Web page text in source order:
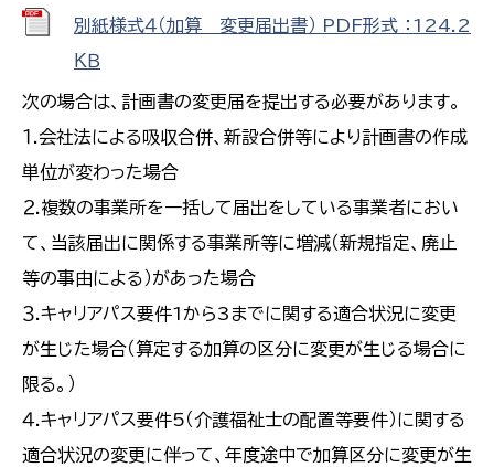
別紙様式４（加算 変更届出書） PDF形式 ：124.2
ＫＢ
次の場合は、計画書の変更届を提出する必要があります。
１.会社法による吸収合併、新設合併等により計画書の作成
単位が変わった場合
２.複数の事業所を一括して届出をしている事業者におい
て、当該届出に関係する事業所等に増減（新規指定、廃止
等の事由による）があった場合
３.キャリアパス要件1から3までに関する適合状況に変更
が生じた場合（算定する加算の区分に変更が生じる場合に
限る。）
４.キャリアパス要件5（介護福祉士の配置等要件）に関する
適合状況の変更に伴って、年度途中で加算区分に変更が生